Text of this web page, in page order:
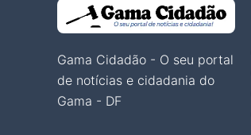
Gama Cidadão - O seu portal
de notícias e cidadania do
Gama - DF